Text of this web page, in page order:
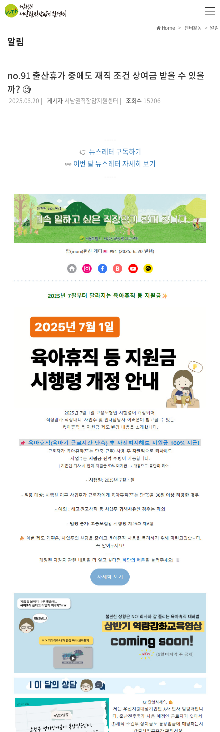
알림
Home 센터활동 알림
no.91 출산휴가 중에도 재직 조건 상여금 받을 수 있을
까? 🧐
2025.06.20 | 게시자 서남권직장맘지원센터 | 조회수 15206
-----
👉뉴스레터 구독하기
👀 이번 달 뉴스레터 자세히 보기
-----